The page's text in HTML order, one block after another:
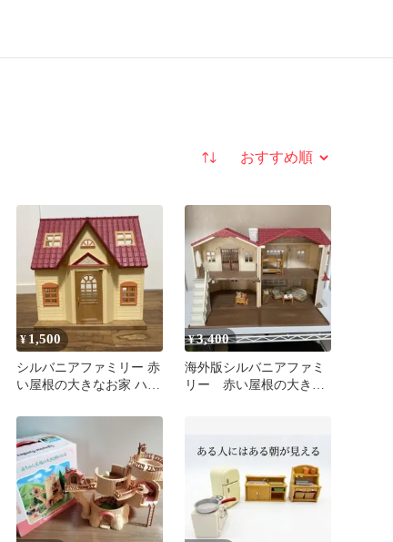
並び替え
¥ 1,500
シルバニアファミリー 赤
い屋根の大きなお家 ハウ
¥3,400
海外版シルバニアファミ
リー 赤い屋根の大きな